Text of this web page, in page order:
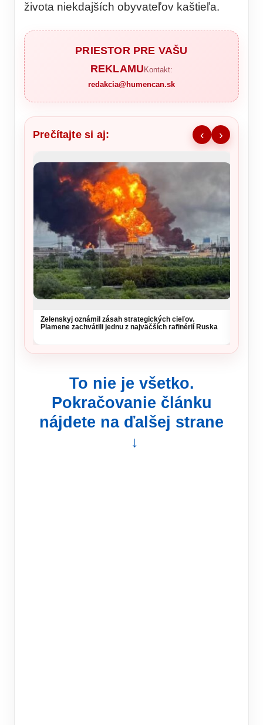
života niekdajších obyvateľov kaštieľa.
PRIESTOR PRE VAŠU
REKLAMU Kontakt:
redakcia@humencan.sk
Prečítajte si aj: ‹ ›
Zelenskyj oznámil zásah strategických cieľov.
Plamene zachvátili jednu z najväčších rafinérií Ruska
To nie je všetko.
Pokračovanie článku
nájdete na ďalšej strane
↓